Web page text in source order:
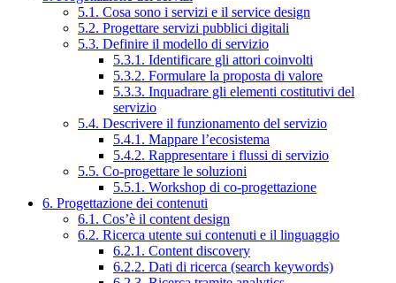
5.1. Cosa sono i servizi e il service design
5.2. Progettare servizi pubblici digitali
5.3. Definire il modello di servizio
5.3.1. Identificare gli attori coinvolti
5.3.2. Formulare la proposta di valore
5.3.3. Inquadrare gli elementi costitutivi del
servizio
5.4. Descrivere il funzionamento del servizio
5.4.1. Mappare l’ecosistema
5.4.2. Rappresentare i flussi di servizio
5.5. Co-progettare le soluzioni
5.5.1. Workshop di co-progettazione
6. Progettazione dei contenuti
6.1. Cos’è il content design
6.2. Ricerca utente sui contenuti e il linguaggio
6.2.1. Content discovery
6.2.2. Dati di ricerca (search keywords)